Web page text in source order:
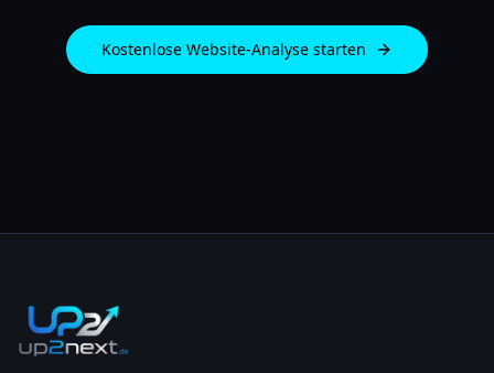
Kostenlose Website-Analyse starten